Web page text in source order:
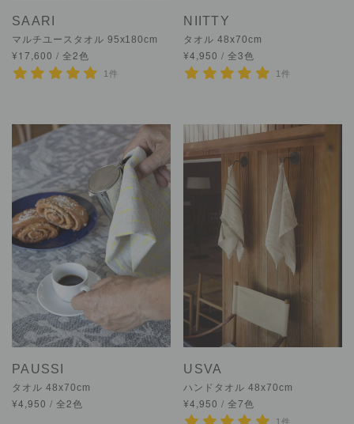
SAARI
マルチユースタオル 95x180cm
¥17,600 / 全2色
1件
NIITTY
タオル 48x70cm
¥4,950 / 全3色
1件
PAUSSI
タオル 48x70cm
¥4,950 / 全2色
USVA
ハンドタオル 48x70cm
¥4,950 / 全7色
1件